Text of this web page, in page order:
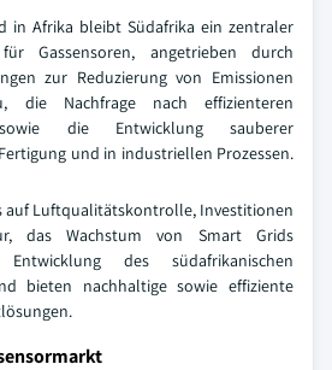
in Afrika bleibt Südafrika ein zentraler
für Gassensoren, angetrieben durch
zur Reduzierung von Emissionen
die Nachfrage nach effizienteren
sowie die Entwicklung sauberer
und in industriellen Prozessen.
auf Luftqualitätskontrolle, Investitionen
das Wachstum von Smart Grids
des südafrikanischen
bieten nachhaltige sowie effiziente